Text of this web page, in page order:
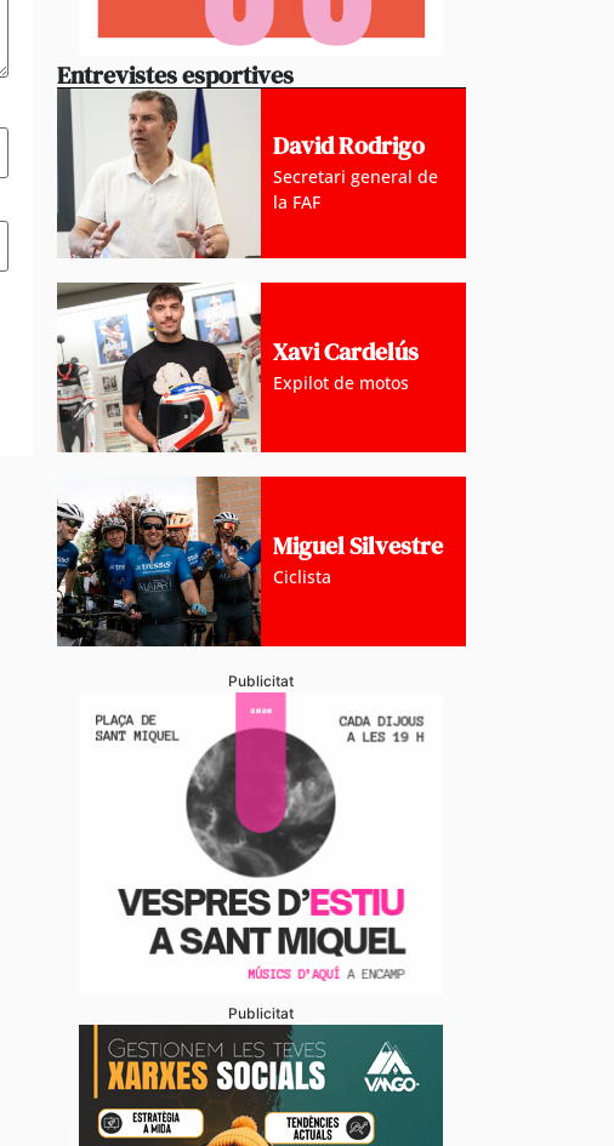
Entrevistes esportives
David Rodrigo
Secretari general de
la FAF
Xavi Cardelús
Expilot de motos
Miguel Silvestre
Ciclista
Publicitat
Publicitat